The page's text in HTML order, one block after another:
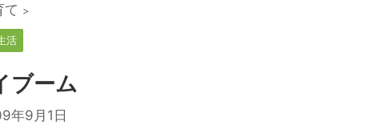
て >
活
ブーム
年9月1日